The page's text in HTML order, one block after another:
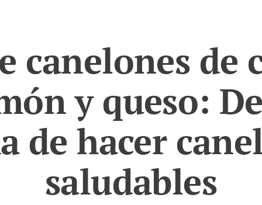
canelones de
y queso:
de hacer
saludables